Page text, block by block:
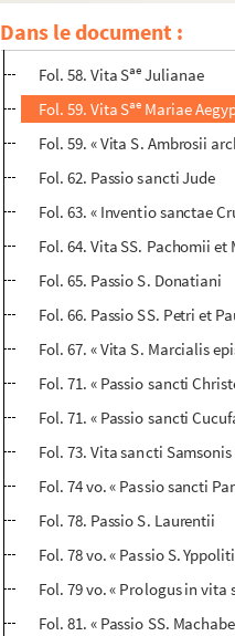
Dans le document :
Fol. 55 vo. « Eodem die
Fol. 56 vo. « Passio S.
Fol. 58. Vita Sae Julianae
Fol. 59. Vita Sae Mariae
Fol. 59. « Vita S. Ambrosii
Fol. 62. Passio sancti Jude
Fol. 63. « Inventio sanctae
Fol. 64. Vita SS. Pachomii et
Fol. 65. Passio S. Donatiani
Fol. 66. Passio SS. Petri et
Fol. 67. « Vita S. Marcialis
Fol. 71. « Passio sancti
Fol. 71. « Passio sancti
Fol. 73. Vita sancti
Fol. 74 vo. « Passio sancti
Fol. 78. Passio S. Laurentii
Fol. 78 vo. « Passio S.
Fol. 79 vo. « Prologus in
Fol. 81. « Passio SS.